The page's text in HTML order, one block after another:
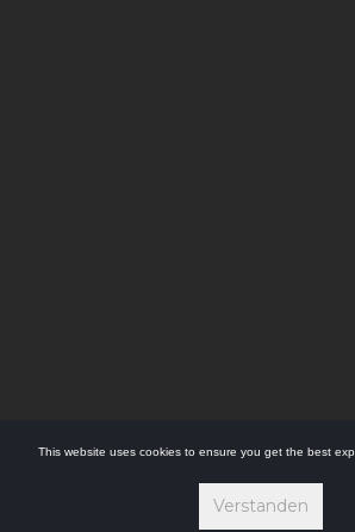
This website uses cookies to ensure you get the best
Verstanden